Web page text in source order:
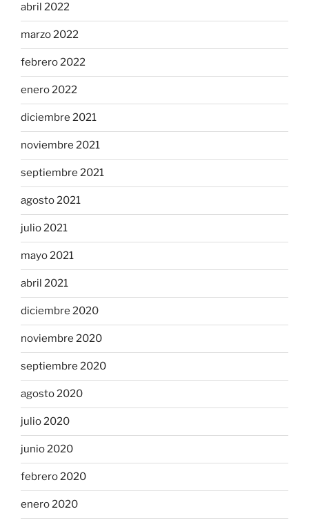
abril 2022
marzo 2022
febrero 2022
enero 2022
diciembre 2021
noviembre 2021
septiembre 2021
agosto 2021
julio 2021
mayo 2021
abril 2021
diciembre 2020
noviembre 2020
septiembre 2020
agosto 2020
julio 2020
junio 2020
febrero 2020
enero 2020